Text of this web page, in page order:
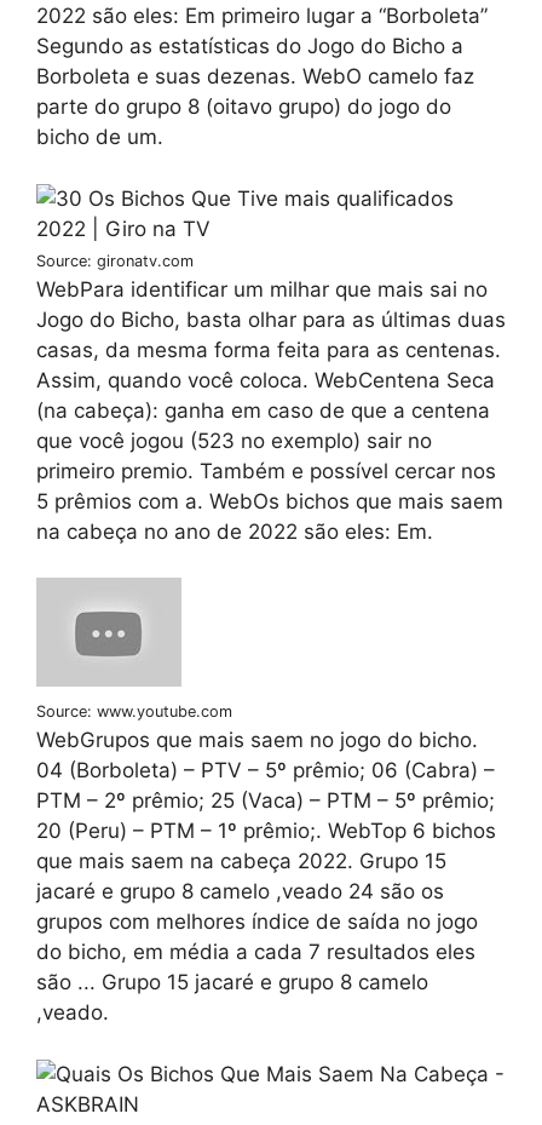
2022 são eles: Em primeiro lugar a “Borboleta”
Segundo as estatísticas do Jogo do Bicho a
Borboleta e suas dezenas. WebO camelo faz
parte do grupo 8 (oitavo grupo) do jogo do
bicho de um.
Source: gironatv.com
WebPara identificar um milhar que mais sai no
Jogo do Bicho, basta olhar para as últimas duas
casas, da mesma forma feita para as centenas.
Assim, quando você coloca. WebCentena Seca
(na cabeça): ganha em caso de que a centena
que você jogou (523 no exemplo) sair no
primeiro premio. Também e possível cercar nos
5 prêmios com a. WebOs bichos que mais saem
na cabeça no ano de 2022 são eles: Em.
Source: www.youtube.com
WebGrupos que mais saem no jogo do bicho.
04 (Borboleta) – PTV – 5º prêmio; 06 (Cabra) –
PTM – 2º prêmio; 25 (Vaca) – PTM – 5º prêmio;
20 (Peru) – PTM – 1º prêmio;. WebTop 6 bichos
que mais saem na cabeça 2022. Grupo 15
jacaré e grupo 8 camelo ,veado 24 são os
grupos com melhores índice de saída no jogo
do bicho, em média a cada 7 resultados eles
são ... Grupo 15 jacaré e grupo 8 camelo
,veado.